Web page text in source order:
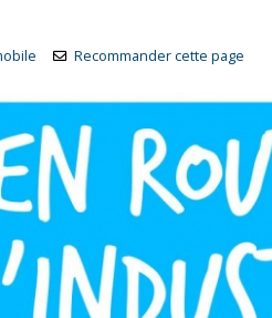
Recommander cette page
Existe-t-il un délai de
prescription de la faute ?